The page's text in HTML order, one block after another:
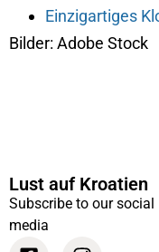
Einzigartiges
Bilder: Adobe Stock
Lust auf Kroatien
Subscribe to our social
media